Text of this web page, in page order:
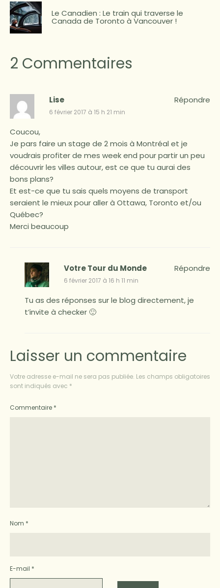
Le Canadien : Le train qui traverse le
Canada de Toronto à Vancouver !
2 Commentaires
Lise
6 février 2017 à 15 h 21 min
Coucou,
Je pars faire un stage de 2 mois à Montréal et je
voudrais profiter de mes week end pour partir un peu
découvrir les villes autour, est ce que tu aurai des
bons plans?
Et est-ce que tu sais quels moyens de transport
seraient le mieux pour aller à Ottawa, Toronto et/ou
Québec?
Merci beaucoup
Répondre
Votre Tour du Monde
6 février 2017 à 16 h 11 min
Tu as des réponses sur le blog directement, je
t’invite à checker 🙂
Répondre
Laisser un commentaire
Votre adresse e-mail ne sera pas publiée. Les champs obligatoires
sont indiqués avec *
Commentaire *
Nom *
E-mail *